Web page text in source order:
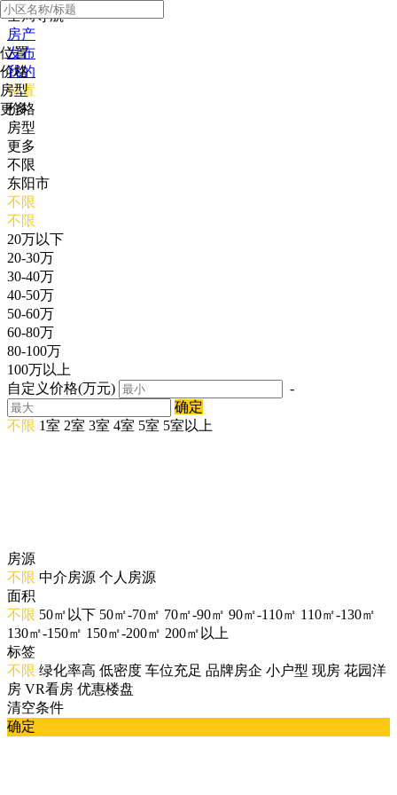
全局导航
房产
发布
我的
位置
价格
房型
更多
位置
价格
房型
更多
不限
东阳市
不限
不限
20万以下
20-30万
30-40万
40-50万
50-60万
60-80万
80-100万
100万以上
自定义价格(万元)
-
确定
不限 1室 2室 3室 4室 5室 5室以上
房源
不限 中介房源 个人房源
面积
不限 50㎡以下 50㎡-70㎡ 70㎡-90㎡ 90㎡-110㎡ 110㎡-130㎡
130㎡-150㎡ 150㎡-200㎡ 200㎡以上
标签
不限 绿化率高 低密度 车位充足 品牌房企 小户型 现房 花园洋
房 VR看房 优惠楼盘
清空条件
确定